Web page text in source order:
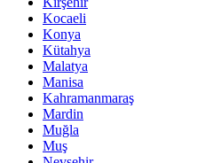
Kocaeli
Konya
Kütahya
Malatya
Manisa
Kahramanmaraş
Mardin
Muğla
Muş